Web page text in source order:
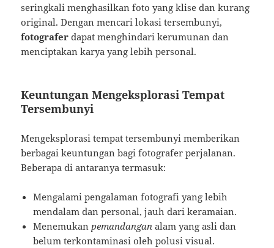
seringkali menghasilkan foto yang klise dan kurang
original. Dengan mencari lokasi tersembunyi,
fotografer dapat menghindari kerumunan dan
menciptakan karya yang lebih personal.
Keuntungan Mengeksplorasi Tempat
Tersembunyi
Mengeksplorasi tempat tersembunyi memberikan
berbagai keuntungan bagi fotografer perjalanan.
Beberapa di antaranya termasuk:
Mengalami pengalaman fotografi yang lebih
mendalam dan personal, jauh dari keramaian.
Menemukan pemandangan alam yang asli dan
belum terkontaminasi oleh polusi visual.